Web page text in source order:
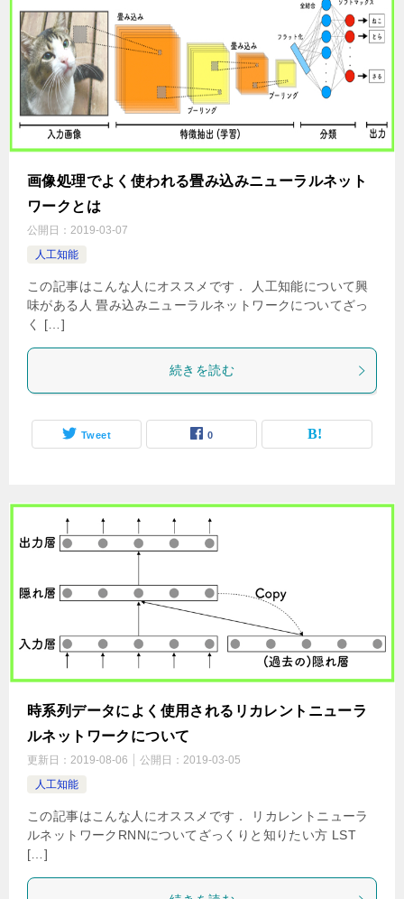
画像処理でよく使われる畳み込みニューラルネット
ワークとは
公開日： 2019-03-07
人工知能
この記事はこんな人にオススメです． 人工知能について興
味がある人 畳み込みニューラルネットワークについてざっ
く […]
続きを読む
Tweet 0
時系列データによく使用されるリカレントニューラ
ルネットワークについて
更新日： 2019-08-06 公開日： 2019-03-05
人工知能
この記事はこんな人にオススメです． リカレントニューラ
ルネットワークRNNについてざっくりと知りたい方 LST
[…]